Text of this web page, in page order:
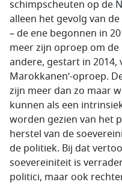
schimpscheuten op de
alleen het gevolg van
– de ene begonnen in
meer zijn oproep om
andere, gestart in 2014,
Marokkanen’-oproep.
zijn meer dan zo maar
kunnen als een
worden gezien van het
herstel van de
de politiek. Bij dat
soevereiniteit is
politici, maar ook